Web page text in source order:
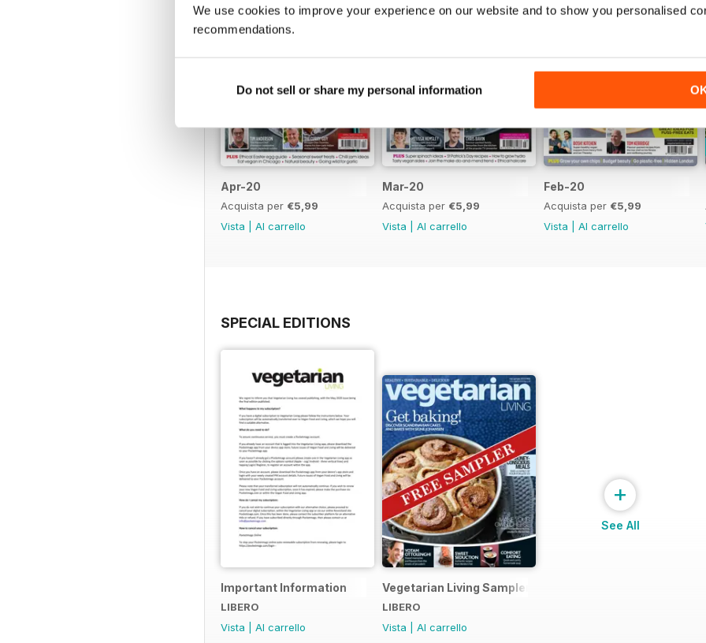
We use cookies to improve your experience on our website and to show you personalised
recommendations.
Do not sell or share my personal information
Apr-20
Acquista per €5,99
Vista
Al carrello
Mar-20
Acquista per €5,99
Vista
Al carrello
Feb-20
Acquista per €5,99
Vista
Al carrello
SPECIAL EDITIONS
Important Information
LIBERO
Vista
Al carrello
Vegetarian Living Sampler
LIBERO
Vista
Al carrello
+
See All